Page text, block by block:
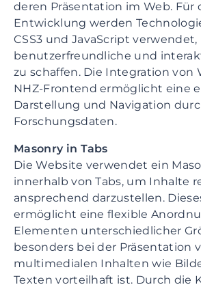
n
t
e
n
t
S
k
i
p
t
o
f
o
o
t
e
r
deren Präsentation im Web. Für
Entwicklung werden
CSS3 und JavaScript
benutzerfreundliche und
zu schaffen. Die Integration von
NHZ-Frontend ermöglicht eine
Darstellung und Navigation
Forschungsdaten.
Masonry in Tabs
Die Website verwendet ein
innerhalb von Tabs, um Inhalte
ansprechend darzustellen.
ermöglicht eine flexible
Elementen unterschiedlicher
besonders bei der Präsentation
multimedialen Inhalten wie
Texten vorteilhaft ist. Durch die